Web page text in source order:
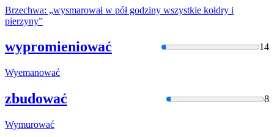
Brzechwa: „wysmarowałw pół godziny wszystkie kołdry i
pierzyny”
wypromieniować 14
Wyemanować
zbudować 8
Wymurować